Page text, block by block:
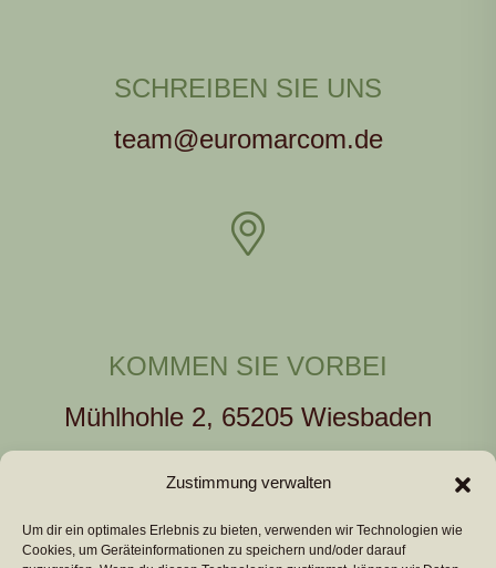
Zustimmung verwalten
Um dir ein optimales Erlebnis zu bieten, verwenden wir Technologien wie
Cookies, um Geräteinformationen zu speichern und/oder darauf
SCHREIBEN SIE UNS
team@euromarcom.de
KOMMEN SIE VORBEI
Mühlhohle 2, 65205 Wiesbaden